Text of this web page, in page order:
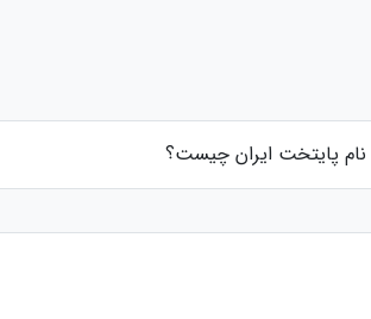
نام پایتخت ایران چیست؟